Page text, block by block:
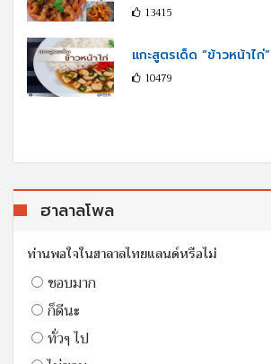
13415
แกะสูตรเด็ด “ข้าวหน้าไก่”
10479
ฮาลาลโพล
ท่านพอใจในฮาลาลไทยแลนด์หรือไม่
ชอบมาก
ก็ดีนะ
ทั่วๆ ไป